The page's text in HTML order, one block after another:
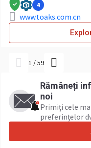
4
www.toaks.com.cn
1 /59
Rămâneți
noi
Primiți cele
preferințelor